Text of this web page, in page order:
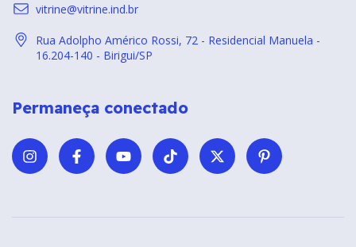
vitrine@vitrine.ind.br
Rua Adolpho Américo Rossi, 72 - Residencial Manuela -
16.204-140 - Birigui/SP
Permaneça conectado